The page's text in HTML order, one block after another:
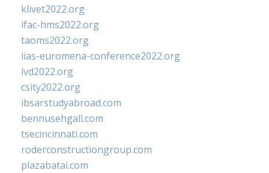
klivet2022.org
ifac-hms2022.org
taoms2022.org
iias-euromena-conference2022.org
ivd2022.org
csity2022.org
ibsarstudyabroad.com
bennusehgall.com
tsecincinnati.com
roderconstructiongroup.com
plazabatai.com